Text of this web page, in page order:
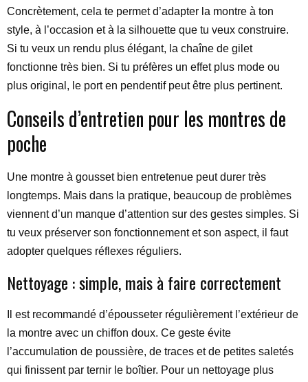
Concrètement, cela te permet d’adapter la montre à ton
style, à l’occasion et à la silhouette que tu veux construire.
Si tu veux un rendu plus élégant, la chaîne de gilet
fonctionne très bien. Si tu préfères un effet plus mode ou
plus original, le port en pendentif peut être plus pertinent.
Conseils d’entretien pour les montres de
poche
Une montre à gousset bien entretenue peut durer très
longtemps. Mais dans la pratique, beaucoup de problèmes
viennent d’un manque d’attention sur des gestes simples. Si
tu veux préserver son fonctionnement et son aspect, il faut
adopter quelques réflexes réguliers.
Nettoyage : simple, mais à faire correctement
Il est recommandé d’épousseter régulièrement l’extérieur de
la montre avec un chiffon doux. Ce geste évite
l’accumulation de poussière, de traces et de petites saletés
qui finissent par ternir le boîtier. Pour un nettoyage plus